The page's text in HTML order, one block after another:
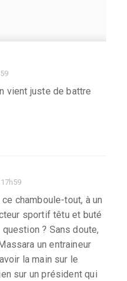
vient juste de battre
chamboule-tout, à un
sportif têtu et buté
? Sans doute,
un entraineur
la main sur le
sur un président qui